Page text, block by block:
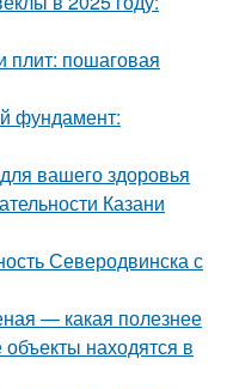
плит: пошаговая
фундамент:
вашего здоровья
Казани
Северодвинска с
— какая полезнее
находятся в